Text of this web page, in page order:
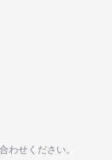
わせください。